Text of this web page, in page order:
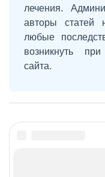
лечения.
авторы статей
любые
возникнуть
сайта.